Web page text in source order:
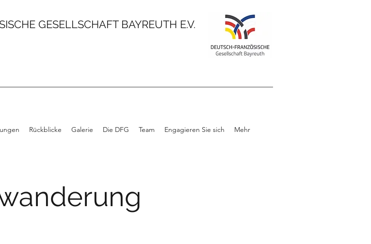
GESELLSCHAFT BAYREUTH E.V.
Rückblicke Galerie Die DFG Team Engagieren Sie sich Mehr